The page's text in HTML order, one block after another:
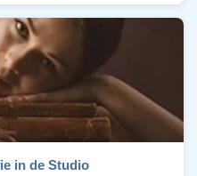
in de Studio